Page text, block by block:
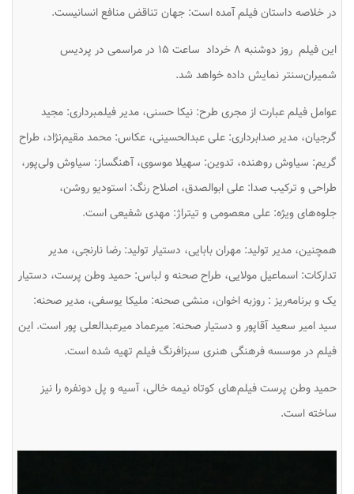
در خلاصه داستان فیلم آمده است: جهان تناقض منافع انسانیست.
این فیلم روز دوشنبه ۸ خرداد ساعت ۱۵ در مراسمی در پردیس
شمیران‌سنتر نمایش داده خواهد شد.
عوامل فیلم عبارت از مجری طرح: نیکا حسنی، مدیر فیلمبرداری: مجید
گرجیان، مدیر صدابرداری: علی عبدالحسینی، عکاس: محمد مقیم‌نژاد، طراح
گریم: سیاوش روهنده، تدوین: سهیلا موسوی، آهنگساز: سیاوش ولی‌پور،
طراحی و ترکیب صدا: علی ابوالصدق، اصلاح رنگ: استودیو روشن،
جلوه‌های ویژه: علی معصومی و تیتراژ: مهدی شفیعی است.
همچنین، مدیر تولید: مهران بابایی، دستیار تولید: رضا نارنجی، مدیر
تدارکات: اسماعیل مولایی، طراح صحنه و لباس: حمید وطن پرست، دستیار
یک و برنامه‌ریز : روزبه اخوان، منشی صحنه: ملیکا یوسفی، مدیر صحنه:
سید امیر سعید آقاپور و دستیار صحنه: میرعماد میرعبدالعلی پور است. این
فیلم در موسسه فرهنگی هنری سبزافرنگ فیلم تهیه شده است.
حمید وطن پرست فیلم‌های کوتاه نیمه خالی، آسیه و پل دونفره را نیز
ساخته است.